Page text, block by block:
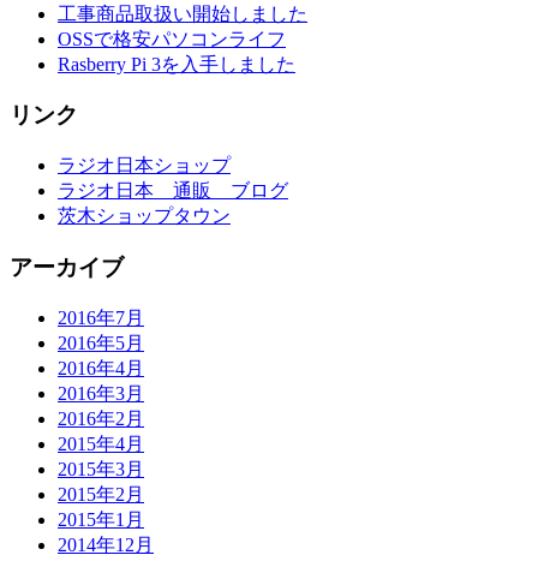
工事商品取扱い開始しました
OSSで格安パソコンライフ
Rasberry Pi 3を入手しました
リンク
ラジオ日本ショップ
ラジオ日本 通販 ブログ
茨木ショップタウン
アーカイブ
2016年7月
2016年5月
2016年4月
2016年3月
2016年2月
2015年4月
2015年3月
2015年2月
2015年1月
2014年12月